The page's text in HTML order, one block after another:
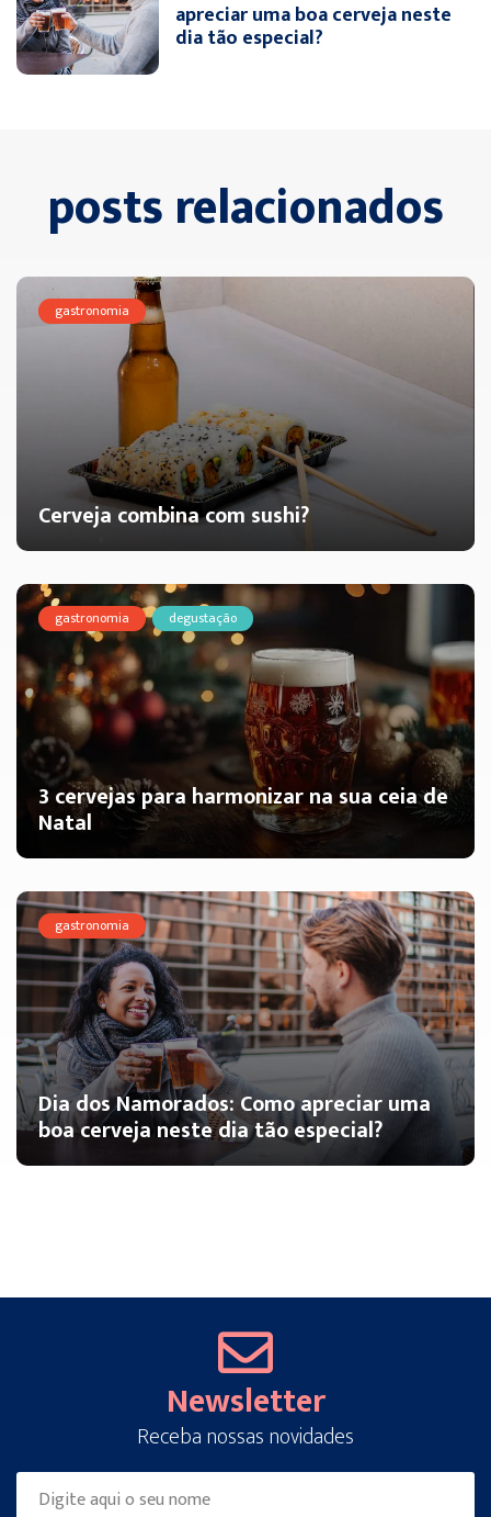
apreciar uma boa cerveja neste
dia tão especial?
posts relacionados
gastronomia
Cerveja combina com sushi?
gastronomia degustação
3 cervejas para harmonizar na sua ceia de
Natal
gastronomia
Dia dos Namorados: Como apreciar uma
boa cerveja neste dia tão especial?
Newsletter
Receba nossas novidades